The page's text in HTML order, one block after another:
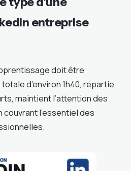
entreprise
doit être
d’environ 1h40, répartie
maintient l’attention des
l’essentiel des